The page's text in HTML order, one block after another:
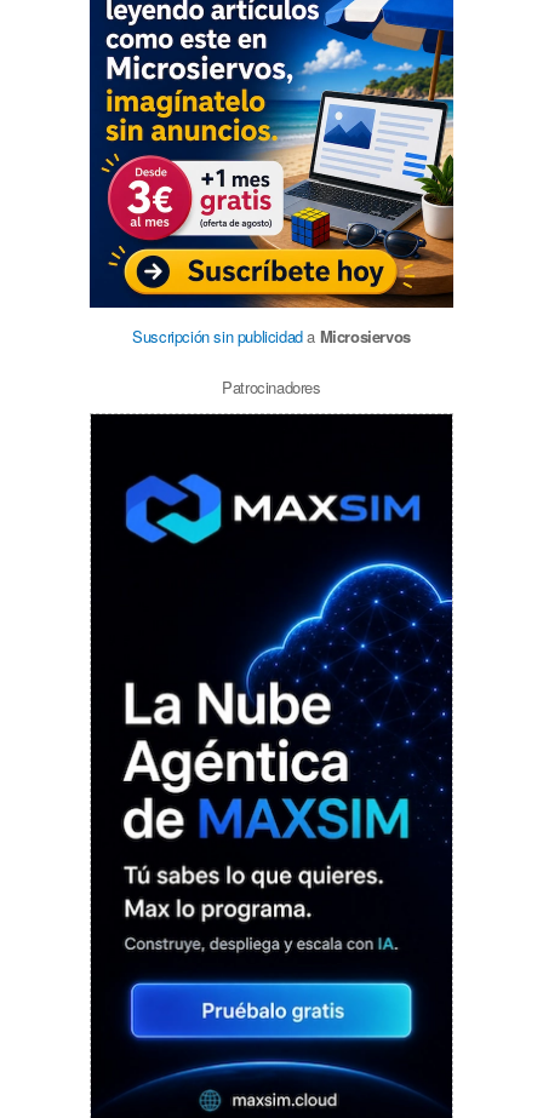
Suscripción sin publicidada Microsiervos
Patrocinadores